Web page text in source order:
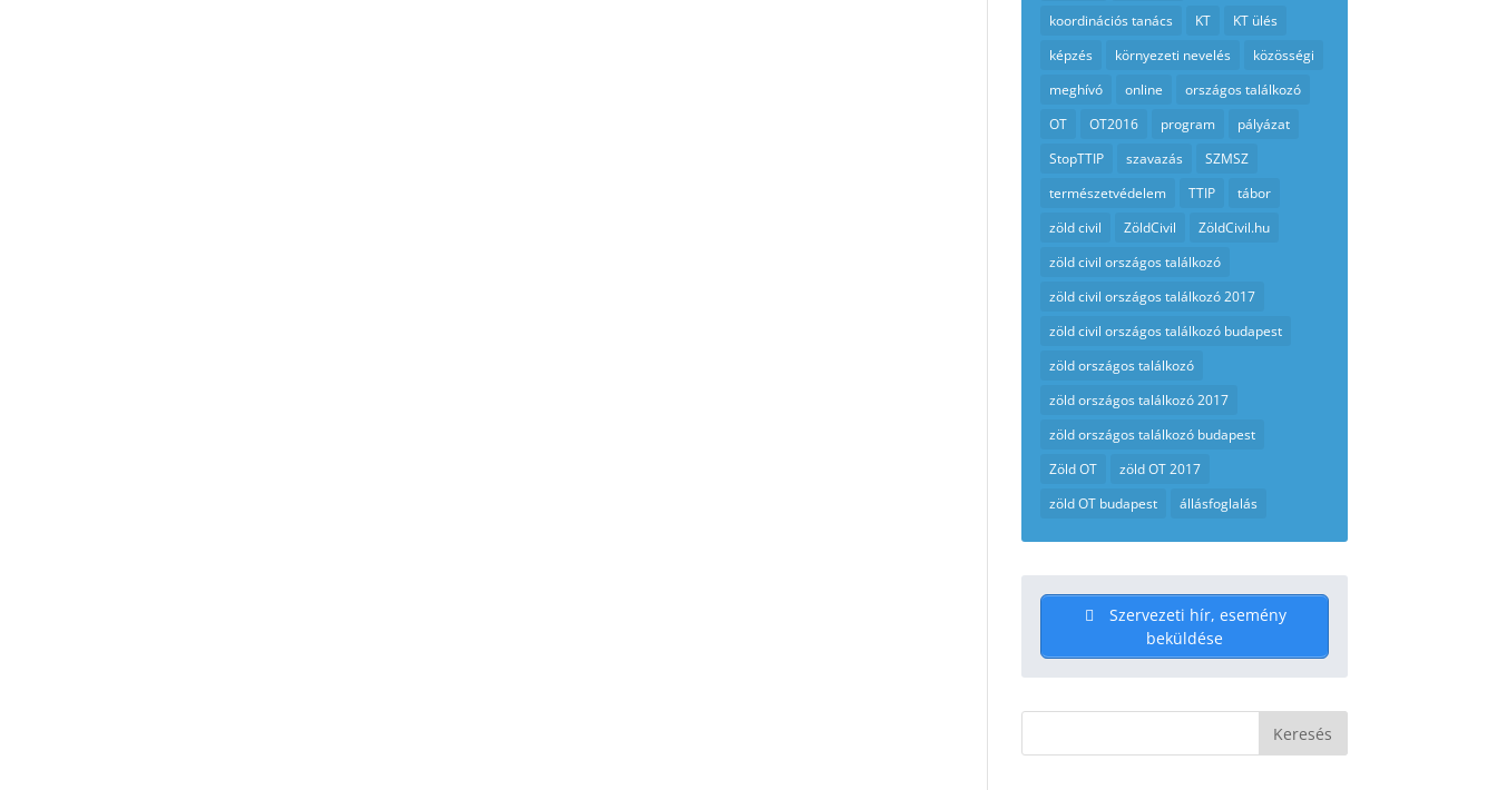
koordinációs tanács
KT
KT ülés
képzés
környezeti nevelés
közösségi
meghívó
online
országos találkozó
OT
OT2016 program
pályázat
StopTTIP
szavazás
SZMSZ
természetvédelem
TTIP
tábor
zöld civil
ZöldCivil
ZöldCivil.hu
zöld civil országos találkozó
zöld civil országos találkozó 2017
zöld civil országos találkozó budapest
zöld országos találkozó
zöld országos találkozó 2017
zöld országos találkozó budapest
Zöld OT
zöld OT 2017
zöld OT budapest
állásfoglalás
Szervezeti hír, esemény
beküldése